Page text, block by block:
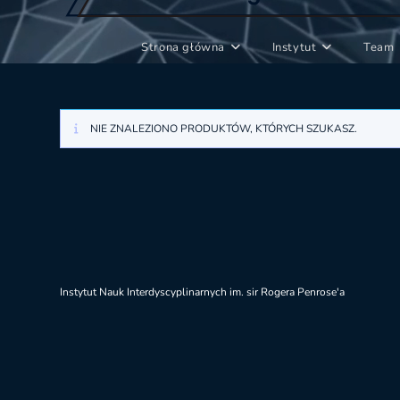
Strona główna Instytut Team
NIE ZNALEZIONO PRODUKTÓW, KTÓRYCH SZUKASZ.
Instytut Nauk Interdyscyplinarnych im. sir Rogera Penrose'a